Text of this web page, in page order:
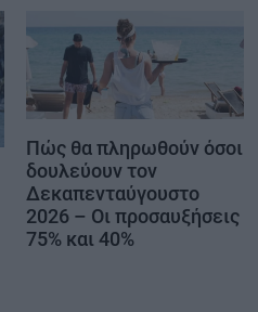
Πώς θα πληρωθούν όσοι
δουλεύουν τον
Δεκαπενταύγουστο
2026 – Οι προσαυξήσεις
75% και 40%